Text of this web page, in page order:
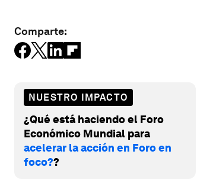
Comparte:
NUESTRO IMPACTO
¿Qué está haciendo el Foro
Económico Mundial para
acelerar la acción en Foro en
foco??